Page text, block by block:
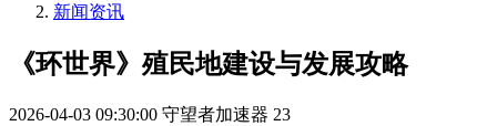
新闻资讯
《环世界》殖民地建设与发展攻略
2026-04-03 09:30:00 守望者加速器 23